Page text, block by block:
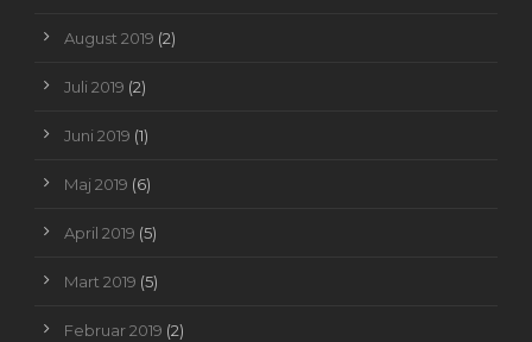
August 2019 (2)
Juli 2019 (2)
Juni 2019 (1)
Maj 2019 (6)
April 2019 (5)
Mart 2019 (5)
Februar 2019 (2)